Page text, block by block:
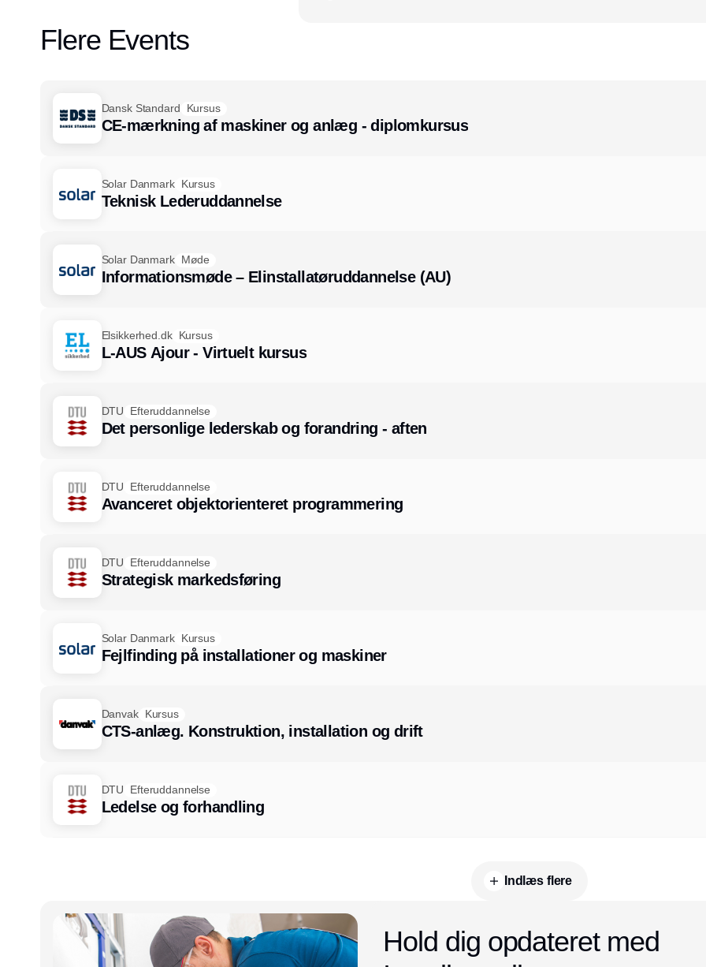
Flere Events
Dansk Standard Kursus
CE-mærkning af maskiner og anlæg - diplomkursus
Solar Danmark Kursus
Teknisk Lederuddannelse
Solar Danmark Møde
Informationsmøde – Elinstallatøruddannelse (AU)
Elsikkerhed.dk Kursus
L-AUS Ajour - Virtuelt kursus
DTU Efteruddannelse
Det personlige lederskab og forandring - aften
DTU Efteruddannelse
Avanceret objektorienteret programmering
DTU Efteruddannelse
Strategisk markedsføring
Solar Danmark Kursus
Fejlfinding på installationer og maskiner
Danvak Kursus
CTS-anlæg. Konstruktion, installation og drift
DTU Efteruddannelse
Ledelse og forhandling
Indlæs flere
Hold dig opdateret med